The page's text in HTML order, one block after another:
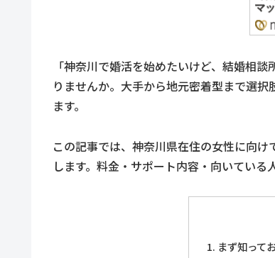
「神奈川で婚活を始めたいけど、結婚相
りませんか。大手から地元密着型まで選
ます。
この記事では、神奈川県在住の女性に向
します。料金・サポート内容・向いている
まず知って